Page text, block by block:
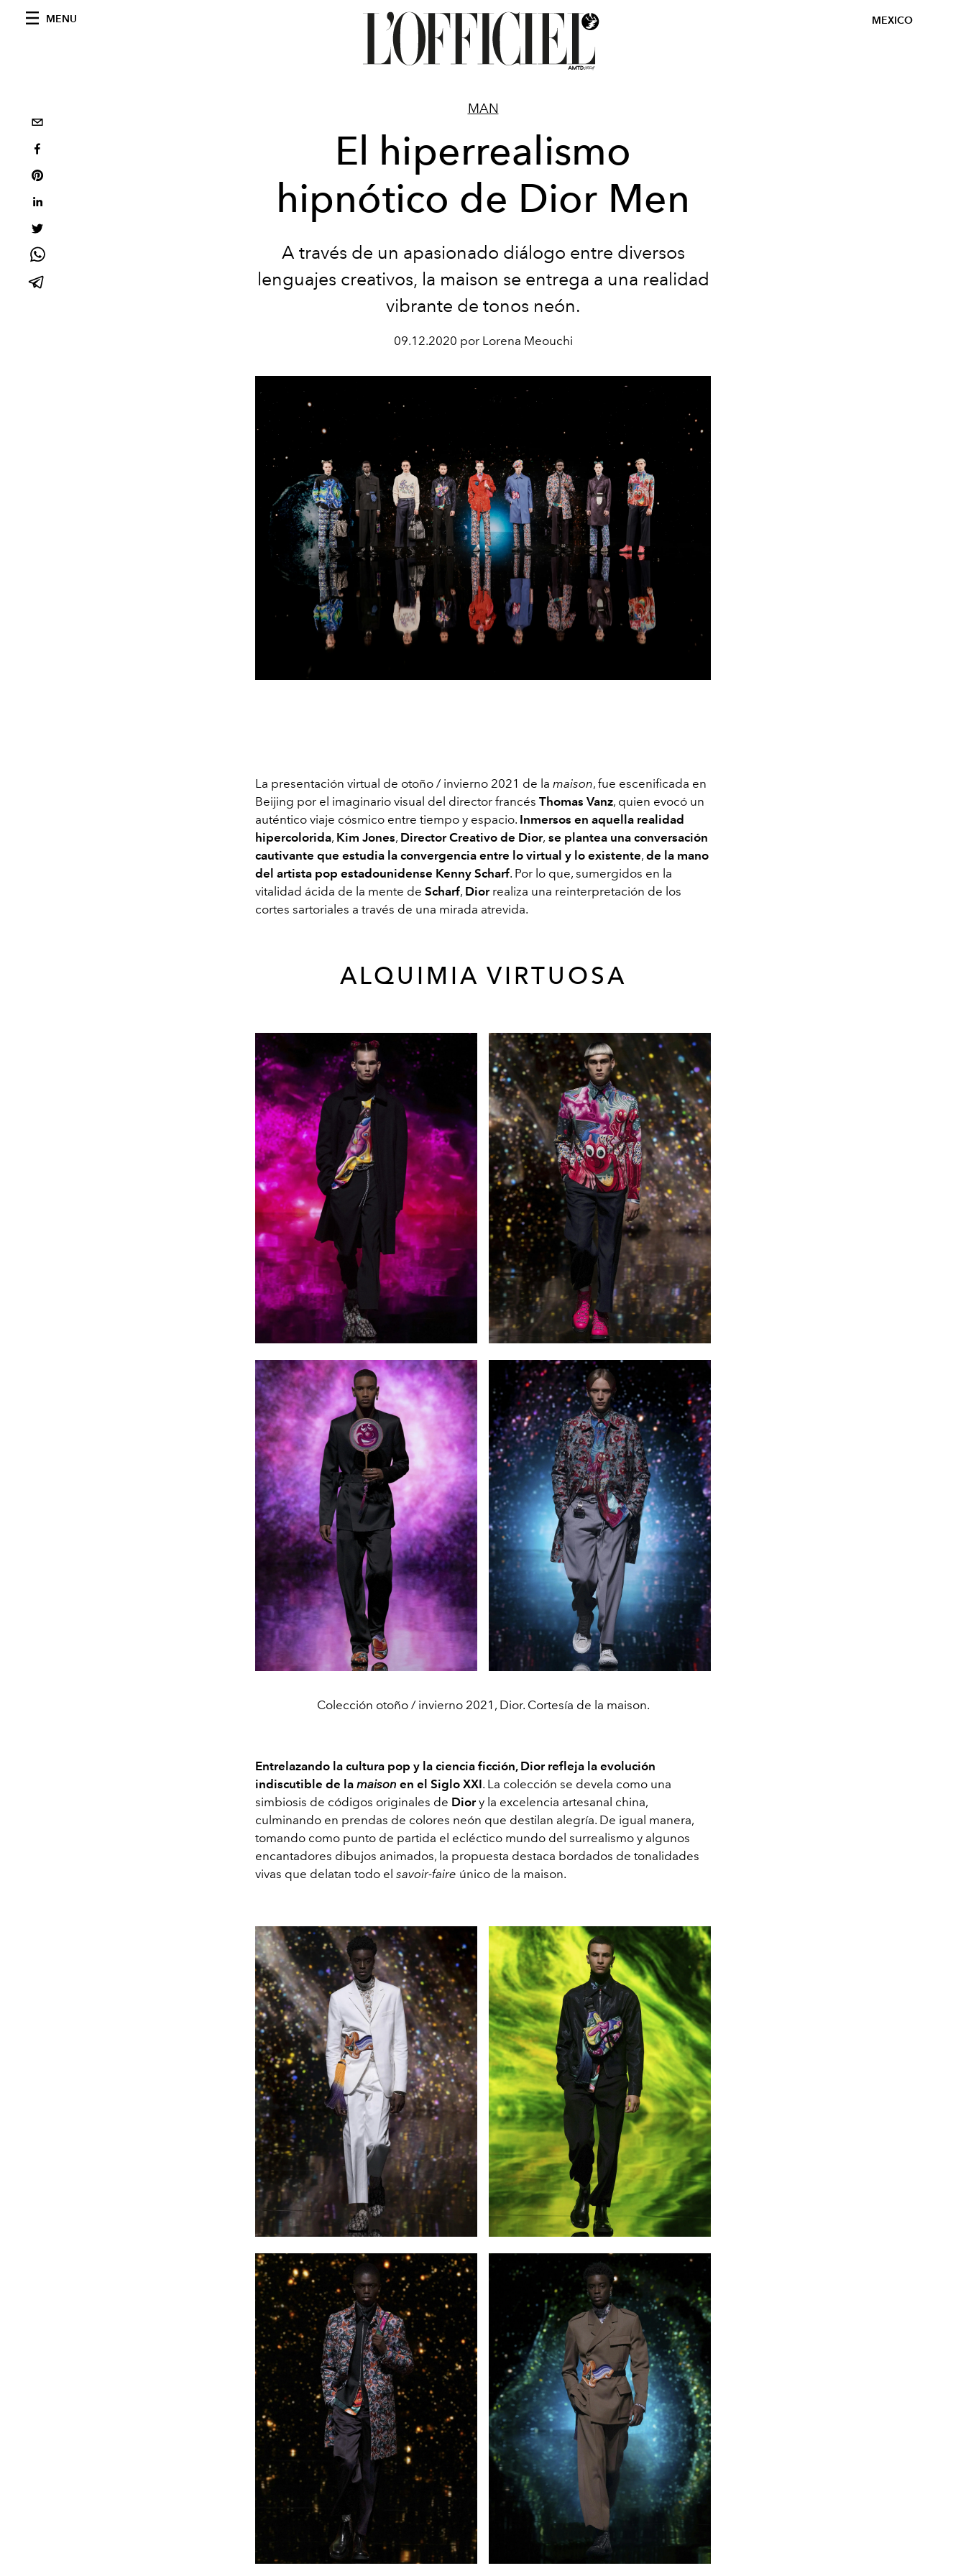
MENU MEXICO
MAN
El hiperrealismo
hipnótico de Dior Men
A través de un apasionado diálogo entre diversos
lenguajes creativos, la maison se entrega a una realidad
vibrante de tonos neón.
09.12.2020 por Lorena Meouchi
La presentación virtual de otoño / invierno 2021 de la maison, fue escenificada en
Beijing por el imaginario visual del director francés Thomas Vanz, quien evocó un
auténtico viaje cósmico entre tiempo y espacio. Inmersos en aquella realidad
hipercolorida, Kim Jones, Director Creativo de Dior, se plantea una conversación
cautivante que estudia la convergencia entre lo virtual y lo existente, de la mano
del artista pop estadounidense Kenny Scharf. Por lo que, sumergidos en la
vitalidad ácida de la mente de Scharf, Diorrealiza una reinterpretación de los
cortes sartoriales a través de una mirada atrevida.
ALQUIMIA VIRTUOSA
Colección otoño / invierno 2021, Dior. Cortesía de la maison.
Entrelazando la cultura pop y la ciencia ficción, Dior refleja la evolución
indiscutible de la maison en el Siglo XXI. La colección se devela como una
simbiosis de códigos originales de Diory la excelencia artesanal china,
culminando en prendas de colores neón que destilan alegría. De igual manera,
tomando como punto de partida el ecléctico mundo del surrealismo y algunos
encantadores dibujos animados, la propuesta destaca bordados de tonalidades
vivas que delatan todo el savoir-faire único de la maison.